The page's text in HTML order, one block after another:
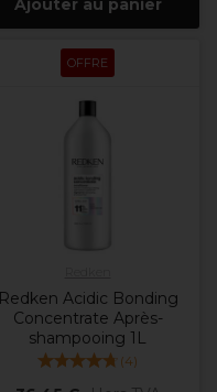
Ajouter au panier
OFFRE
Redken Acidic Bonding
Concentrate Après-
shampooing 1L
(4)